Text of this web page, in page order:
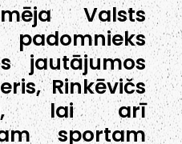
Valsts
jautājumos
Rinkēvičs
lai arī
sportam